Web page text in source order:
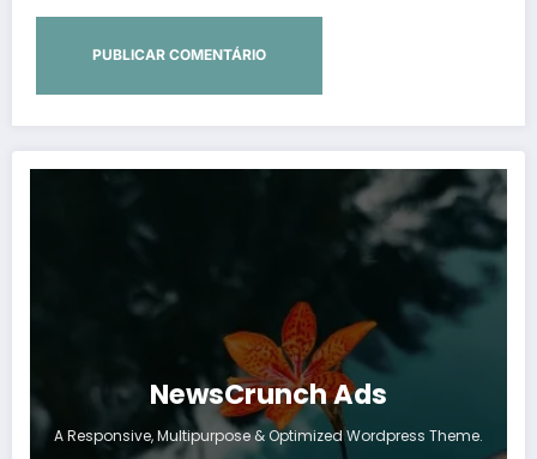
NewsCrunch Ads
A Responsive, Multipurpose & Optimized Wordpress Theme.